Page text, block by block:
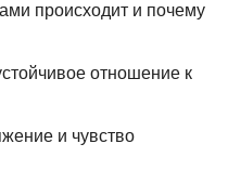
происходит и почему
отношение к
и чувство